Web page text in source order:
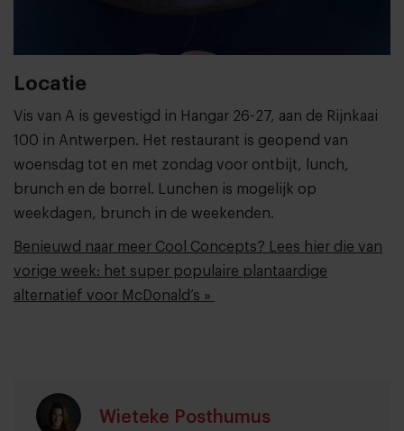
Locatie
Vis van A is gevestigd in Hangar 26-27, aan de Rijnkaai
100 in Antwerpen. Het restaurant is geopend van
woensdag tot en met zondag voor ontbijt, lunch,
brunch en de borrel. Lunchen is mogelijk op
weekdagen, brunch in de weekenden.
Benieuwd naar meer Cool Concepts? Lees hier die van
vorige week: het super populaire plantaardige
alternatief voor McDonald’s »
Wieteke Posthumus